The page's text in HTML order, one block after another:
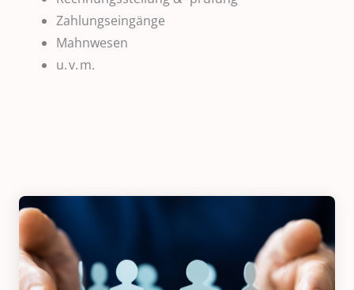
Zahlungseingänge
Mahnwesen
u. v. m.